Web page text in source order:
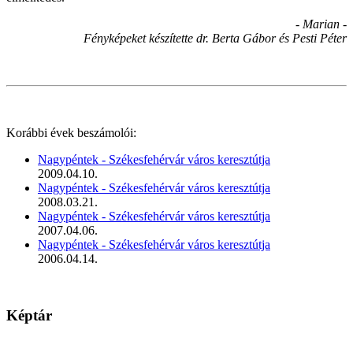
- Marian -
Fényképeket készítette dr. Berta Gábor és Pesti Péter
Korábbi évek beszámolói:
Nagypéntek - Székesfehérvár város keresztútja
2009.04.10.
Nagypéntek - Székesfehérvár város keresztútja
2008.03.21.
Nagypéntek - Székesfehérvár város keresztútja
2007.04.06.
Nagypéntek - Székesfehérvár város keresztútja
2006.04.14.
Képtár